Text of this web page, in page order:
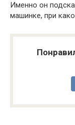
Именно он
машинке, при